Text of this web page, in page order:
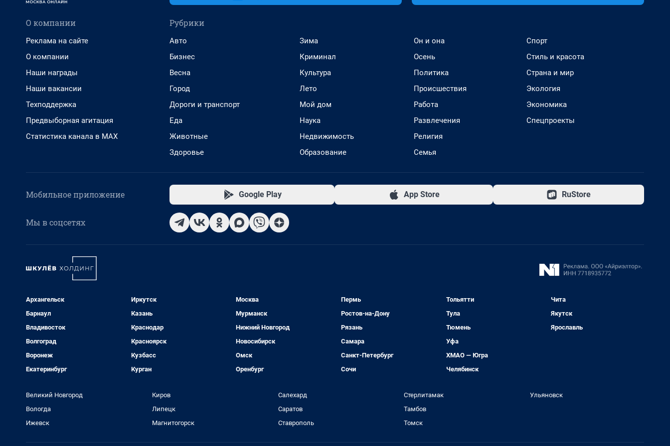
О компании
Реклама на сайте
О компании
Наши награды
Наши вакансии
Техподдержка
Предвыборная агитация
Статистика канала в MAX
Рубрики
Авто
Бизнес
Весна
Город
Дороги и транспорт
Еда
Животные
Здоровье
Зима
Криминал
Культура
Лето
Мой дом
Наука
Недвижимость
Образование
Он и она
Осень
Политика
Происшествия
Работа
Развлечения
Религия
Семья
Спорт
Стиль и красота
Страна и мир
Экология
Экономика
Спецпроекты
Мобильное приложение Google Play App Store RuStore
Мы в соцсетях
Архангельск
Барнаул
Владивосток
Волгоград
Воронеж
Екатеринбург
Иркутск
Казань
Краснодар
Красноярск
Кузбасс
Курган
Москва
Мурманск
Нижний Новгород
Новосибирск
Омск
Оренбург
Пермь
Ростов-на-Дону
Рязань
Самара
Санкт-Петербург
Сочи
Тольятти
Тула
Тюмень
Уфа
ХМАО — Югра
Челябинск
Чита
Якутск
Ярославль
Великий Новгород
Вологда
Ижевск
Киров
Липецк
Магнитогорск
Салехард
Саратов
Ставрополь
Стерлитамак
Тамбов
Томск
Ульяновск